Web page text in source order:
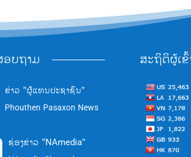
ບຖາມ
ຂ່າວ "ຜູ້ແທນປະຊາຊົນ"
Phouthen Pasaxon News
ຊ່ອງຂ່າວ "NAmedia"
ສະຖິຕິຜູ້ເຂົ້